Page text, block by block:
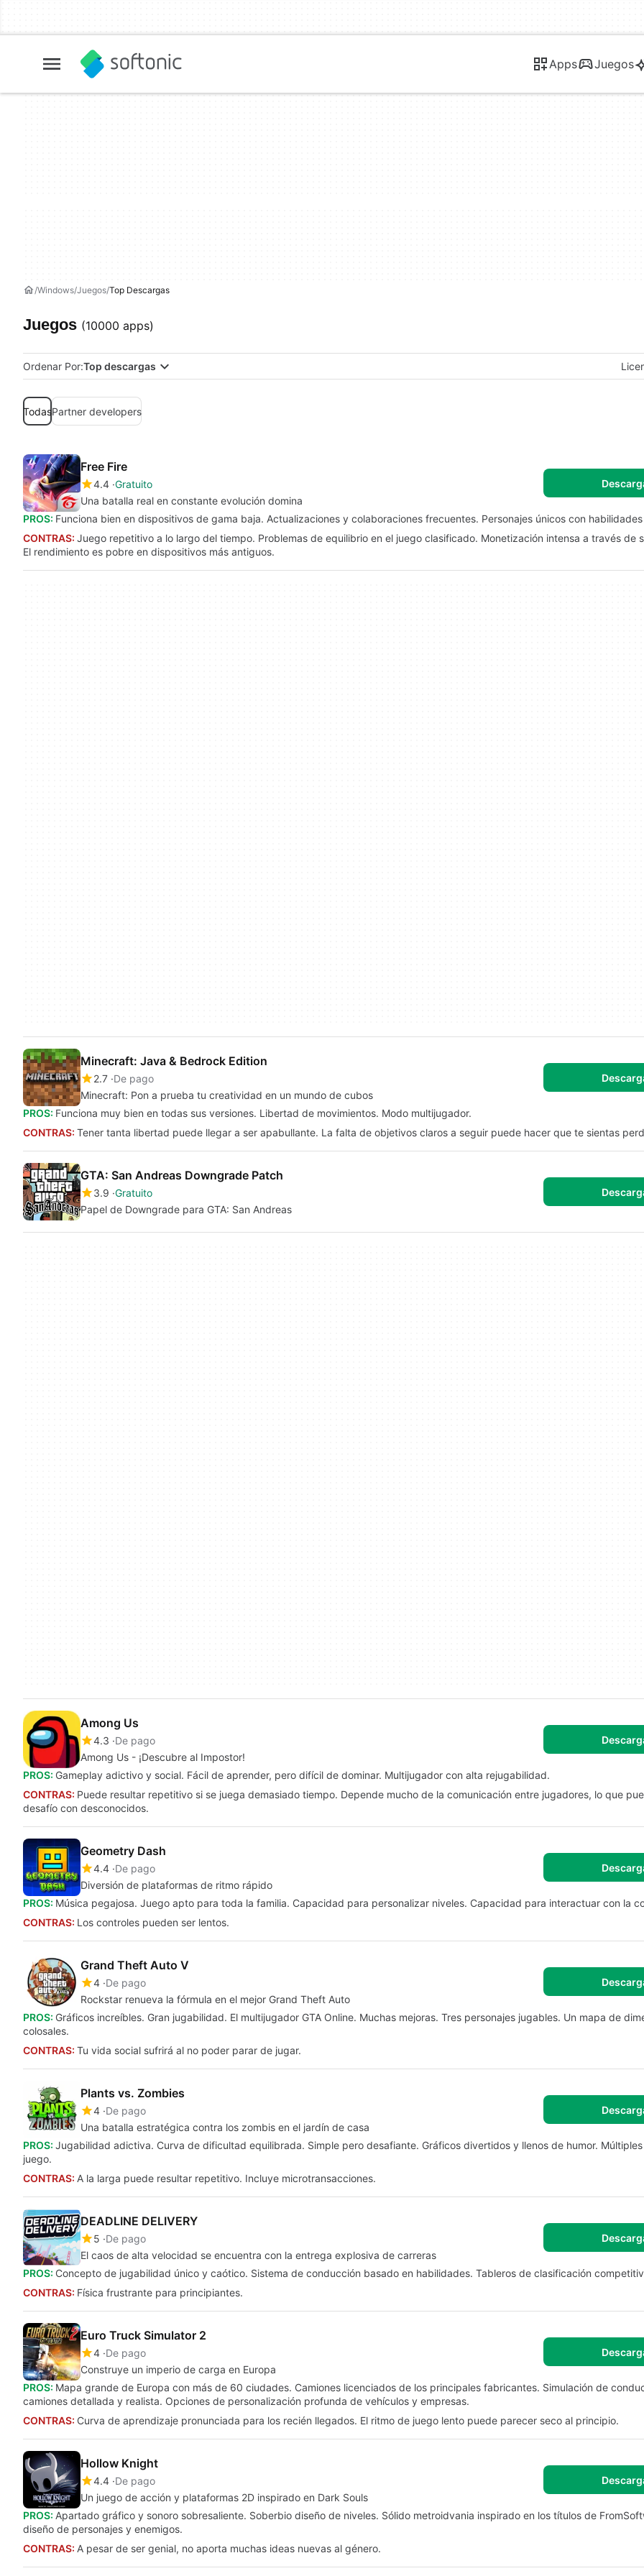
Apps Juegos
Windows Juegos Top Descargas
Juegos (10000 apps)
Ordenar Por:Top descargas
TodasPartner developers
Free Fire
4.4 Gratuito
Una batalla real en constante evolución domina
PROS: Funciona bien en dispositivos de gama baja. Actualizaciones y colaboraciones frecuentes. Personajes únicos con
CONTRAS: Juego repetitivo a lo largo del tiempo. Problemas de equilibrio en el juego clasificado. Monetización intensa a través de
El rendimiento es pobre en dispositivos más antiguos.
Minecraft: Java & Bedrock Edition
2.7 De pago
Minecraft: Pon a prueba tu creatividad en un mundo de cubos
PROS: Funciona muy bien en todas sus versiones. Libertad de movimientos. Modo multijugador.
CONTRAS: Tener tanta libertad puede llegar a ser apabullante. La falta de objetivos claros a seguir puede hacer que te sientas
GTA: San Andreas Downgrade Patch
3.9 Gratuito
Papel de Downgrade para GTA: San Andreas
Among Us
4.3 De pago
Among Us - ¡Descubre al Impostor!
PROS: Gameplay adictivo y social. Fácil de aprender, pero difícil de dominar. Multijugador con alta rejugabilidad.
CONTRAS: Puede resultar repetitivo si se juega demasiado tiempo. Depende mucho de la comunicación entre jugadores, lo que
desafío con desconocidos.
Geometry Dash
4.4 De pago
Diversión de plataformas de ritmo rápido
PROS: Música pegajosa. Juego apto para toda la familia. Capacidad para personalizar niveles. Capacidad para interactuar con la
CONTRAS: Los controles pueden ser lentos.
Grand Theft Auto V
4 De pago
Rockstar renueva la fórmula en el mejor Grand Theft Auto
PROS: Gráficos increíbles. Gran jugabilidad. El multijugador GTA Online. Muchas mejoras. Tres personajes jugables. Un mapa de
colosales.
CONTRAS: Tu vida social sufrirá al no poder parar de jugar.
Plants vs. Zombies
4 De pago
Una batalla estratégica contra los zombis en el jardín de casa
PROS: Jugabilidad adictiva. Curva de dificultad equilibrada. Simple pero desafiante. Gráficos divertidos y llenos de humor.
juego.
CONTRAS: A la larga puede resultar repetitivo. Incluye microtransacciones.
DEADLINE DELIVERY
5 De pago
El caos de alta velocidad se encuentra con la entrega explosiva de carreras
PROS: Concepto de jugabilidad único y caótico. Sistema de conducción basado en habilidades. Tableros de clasificación
CONTRAS: Física frustrante para principiantes.
Euro Truck Simulator 2
4 De pago
Construye un imperio de carga en Europa
PROS: Mapa grande de Europa con más de 60 ciudades. Camiones licenciados de los principales fabricantes. Simulación de
camiones detallada y realista. Opciones de personalización profunda de vehículos y empresas.
CONTRAS: Curva de aprendizaje pronunciada para los recién llegados. El ritmo de juego lento puede parecer seco al principio.
Hollow Knight
4.4 De pago
Un juego de acción y plataformas 2D inspirado en Dark Souls
PROS: Apartado gráfico y sonoro sobresaliente. Soberbio diseño de niveles. Sólido metroidvania inspirado en los títulos de
diseño de personajes y enemigos.
CONTRAS: A pesar de ser genial, no aporta muchas ideas nuevas al género.